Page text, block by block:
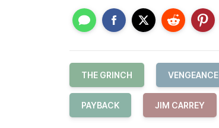
THE GRINCH VENGEANCE
PAYBACK JIM CARREY